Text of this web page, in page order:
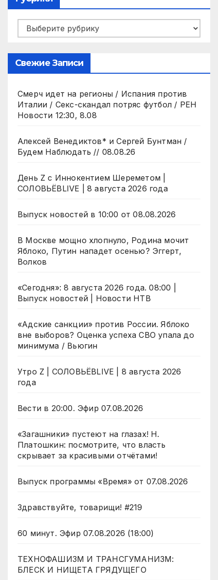
Рубрики
Свежие Записи
Смерч идет на регионы / Испания против
Италии / Секс-скандал потряс футбол / РЕН
Новости 12:30, 8.08
Алексей Венедиктов* и Сергей Бунтман /
Будем Наблюдать // 08.08.26
День Z с Иннокентием Шереметом |
СОЛОВЬЁВLIVE | 8 августа 2026 года
Выпуск новостей в 10:00 от 08.08.2026
В Москве мощно хлопнуло, Родина мочит
Яблоко, Путин нападет осенью? Эггерт,
Волков
«Сегодня»: 8 августа 2026 года. 08:00 |
Выпуск новостей | Новости НТВ
«Адские санкции» против России. Яблоко
вне выборов? Оценка успеха СВО упала до
минимума / Вьюгин
Утро Z | СОЛОВЬЁВLIVE | 8 августа 2026
года
Вести в 20:00. Эфир 07.08.2026
«Загашники» пустеют на глазах! Н.
Платошкин: посмотрите, что власть
скрывает за красивыми отчётами!
Выпуск программы «Время» от 07.08.2026
Здравствуйте, товарищи! #219
60 минут. Эфир 07.08.2026 (18:00)
ТЕХНОФАШИЗМ И ТРАНСГУМАНИЗМ:
БЛЕСК И НИЩЕТА ГРЯДУЩЕГО